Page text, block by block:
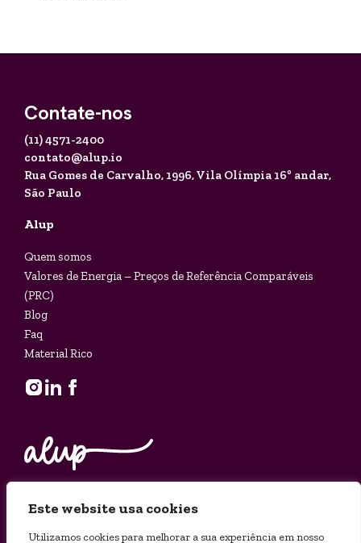
Este website usa cookies
Utilizamos cookies para melhorar a sua experiência em nosso
Contate-nos
(11) 4571-2400
contato@alup.io
Rua Gomes de Carvalho, 1996,Vila Olímpia 16º andar,
São Paulo
Alup
Quem somos
Valores de Energia – Preços de Referência Comparáveis
(PRC)
Blog
Faq
Material Rico
© 2025 ALUP - Razão Social: ACE Comercializadora LTDA -